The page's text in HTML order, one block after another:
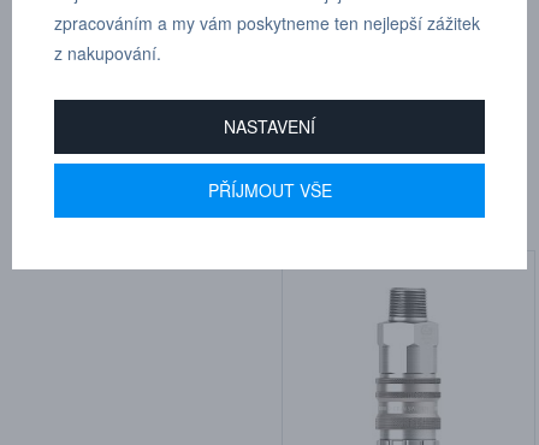
Spojka - Vnější závit NPT 1/2"
Kat.číslo: 104421455
na objednávku
Cena na dotaz
zpracováním a my vám poskytneme ten nejlepší zážitek
z nakupování.
NASTAVENÍ
PŘÍJMOUT VŠE